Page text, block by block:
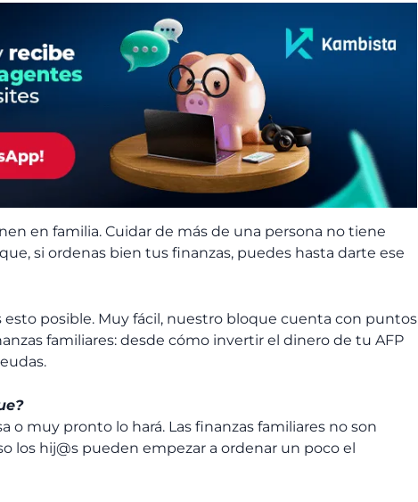
en familia. Cuidar de más de una persona no tiene
si ordenas bien tus finanzas, puedes hasta darte ese
posible. Muy fácil, nuestro bloque cuenta con puntos
familiares: desde cómo invertir el dinero de tu AFP
o muy pronto lo hará. Las finanzas familiares no son
los hij@s pueden empezar a ordenar un poco el